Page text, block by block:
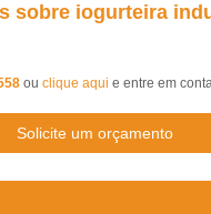
sobre iogurteira
ou clique aqui e entre em
Solicite um orçamento